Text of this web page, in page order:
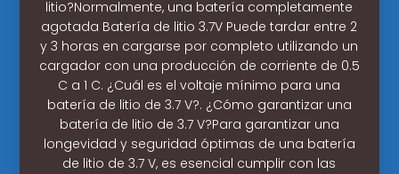
litio?Normalmente, una batería completamente
agotada Batería de litio 3.7V Puede tardar entre 2
y 3 horas en cargarse por completo utilizando un
cargador con una producción de corriente de 0.5
C a 1 C. ¿Cuál es el voltaje mínimo para una
batería de litio de 3.7 V?. ¿Cómo garantizar una
batería de litio de 3.7 V?Para garantizar una
longevidad y seguridad óptimas de una batería
de litio de 3.7 V, es esencial cumplir con las